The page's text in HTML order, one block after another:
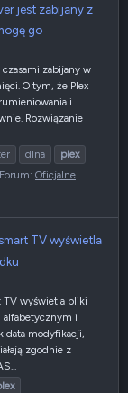
jest zabijany z
go
czasami zabijany w
O tym, że Plex
i
Rozwiązanie
dlna
plex
Forum: Oficjalne
TV wyświetla
TV wyświetla pliki
alfabetycznym i
data modyfikacji,
zgodnie z